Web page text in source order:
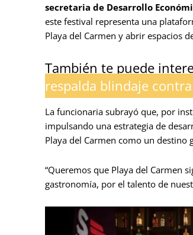
secretaria de Desarrollo
este festival representa una
Playa del Carmen y abrir espacios
También te puede
respalda blindaje
La funcionaria subrayó que, por
impulsando una estrategia de
Playa del Carmen como un
“Queremos que Playa del Carmen
gastronomía, por el talento de